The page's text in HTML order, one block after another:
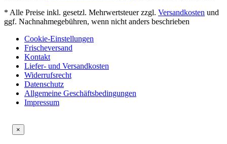
* Alle Preise inkl. gesetzl. Mehrwertsteuer zzgl. Versandkosten und
ggf. Nachnahmegebühren, wenn nicht anders beschrieben
Cookie-Einstellungen
Frischeversand
Kontakt
Liefer- und Versandkosten
Widerrufsrecht
Datenschutz
Allgemeine Geschäftsbedingungen
Impressum
×